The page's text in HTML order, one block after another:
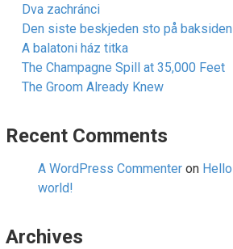
Dva zachránci
Den siste beskjeden sto på baksiden
A balatoni ház titka
The Champagne Spill at 35,000 Feet
The Groom Already Knew
Recent Comments
A WordPress Commenter on Hello
world!
Archives